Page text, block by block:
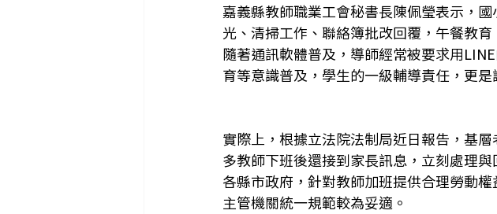
嘉義縣教師職業工會秘書長陳佩瑩表示，
光、清掃工作、聯絡簿批改回覆，午餐教
隨著通訊軟體普及，導師經常被要求用
育等意識普及，學生的一級輔導責任，更是
實際上，根據立法院法制局近日報告，基
多教師下班後還接到家長訊息，立刻處理
各縣市政府，針對教師加班提供合理勞動
主管機關統一規範較為妥適。